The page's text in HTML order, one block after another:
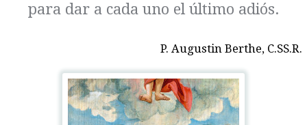
para dar a cada uno el último adiós.
P. Augustin Berthe, C.SS.R.